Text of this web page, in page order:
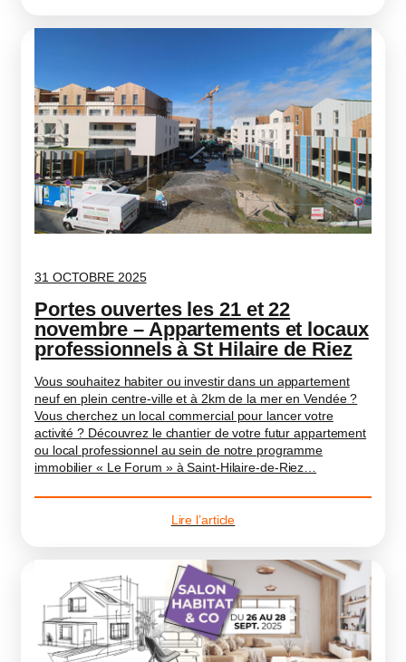
31 OCTOBRE 2025
Portes ouvertes les 21 et 22
novembre – Appartements et locaux
professionnels à St Hilaire de Riez
Vous souhaitez habiter ou investir dans un appartement
neuf en plein centre-ville et à 2km de la mer en Vendée ?
Vous cherchez un local commercial pour lancer votre
activité ? Découvrez le chantier de votre futur appartement
ou local professionnel au sein de notre programme
immobilier « Le Forum » à Saint-Hilaire-de-Riez…
Lire l’article